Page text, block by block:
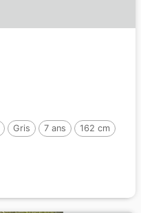
Gris 7 ans
162 cm